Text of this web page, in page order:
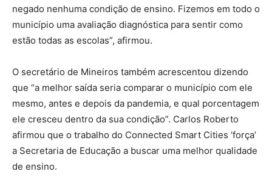
negado nenhuma condição de ensino. Fizemos em todo o
município uma avaliação diagnóstica para sentir como
estão todas as escolas”, afirmou.
O secretário de Mineiros também acrescentou dizendo
que “a melhor saída seria comparar o município com ele
mesmo, antes e depois da pandemia, e qual porcentagem
ele cresceu dentro da sua condição”. Carlos Roberto
afirmou que o trabalho do Connected Smart Cities ‘força’
a Secretaria de Educação a buscar uma melhor qualidade
de ensino.